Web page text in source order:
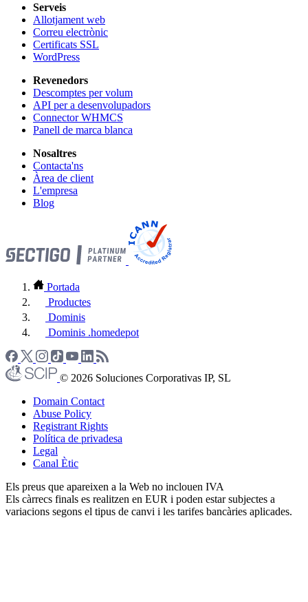
Serveis
Allotjament web
Correu electrònic
Certificats SSL
WordPress
Revenedors
Descomptes per volum
API per a desenvolupadors
Connector WHMCS
Panell de marca blanca
Nosaltres
Contacta'ns
Àrea de client
L'empresa
Blog
Portada
Productes
Dominis
Dominis .homedepot
© 2026 Soluciones Corporativas IP, SL
Domain Contact
Abuse Policy
Registrant Rights
Política de privadesa
Legal
Canal Ètic
Els preus que apareixen a la Web no inclouen IVA
Els càrrecs finals es realitzen en EUR i poden estar subjectes a
variacions segons el tipus de canvi i les tarifes bancàries aplicades.